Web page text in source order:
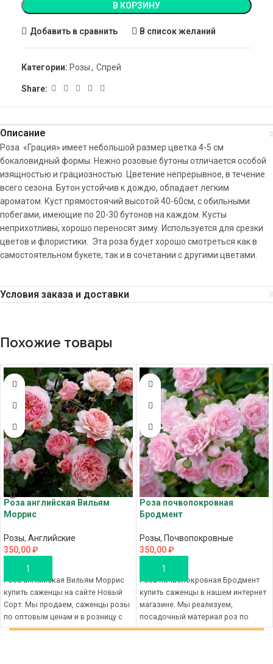
В КОРЗИНУ
Добавить в сравнить В список желаний
Категории: Розы, Спрей
Share:
Описание
Роза «Грация» имеет небольшой размер цветка 4-5 см
бокаловидный формы. Нежно розовые бутоны отличается особой
изящностью и грациозностью. Цветение непрерывное, в течение
всего сезона. Бутон устойчив к дождю, обладает легким
ароматом. Куст прямостоячий высотой 40-60см, с обильными
побегами, имеющие по 20-30 бутонов на каждом. Кусты
неприхотливы, хорошо переносят зиму. Используется для срезки
цветов и флористики. Эта роза будет хорошо смотреться как в
самостоятельном букете, так и в сочетании с другими цветами.
Условия заказа и доставки
Похожие товары
Роза английская Вильям
Моррис
Розы, Английские
350,00₽
В КОРЗИНУ
Роза английская Вильям Моррис
купить саженцы на сайте Новый
Сорт. Мы продаем, саженцы розы
по оптовым ценам и в розницу с
лучшего питомника Новый Сорт,
Роза почвопокровная
Бродмент
Розы, Почвопокровные
350,00₽
В КОРЗИНУ
Роза почвопокровная Бродмент
купить саженцы в нашем интернет
магазине. Мы реализуем,
посадочный материал роз по
оптовым ценам и в розницу с